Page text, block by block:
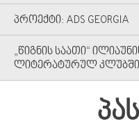
ᲞᲠᲝᲔᲥᲢᲘ: ADS GEORGIA
„ᲬᲘᲒᲜᲘᲡ ᲡᲐᲐᲗᲘ“
ᲚᲘᲢᲔᲠᲐᲢᲣᲠᲣᲚ ᲙᲚᲣᲑᲨᲘ